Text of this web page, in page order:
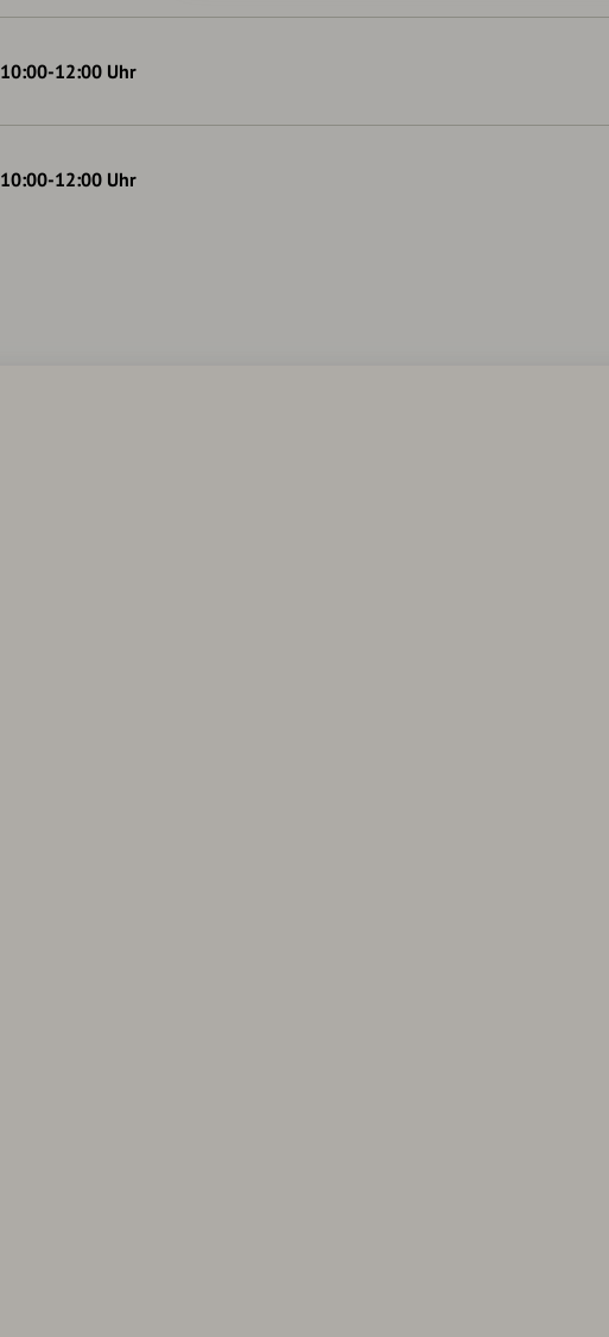
10:00-12:00 Uhr
10:00-12:00 Uhr